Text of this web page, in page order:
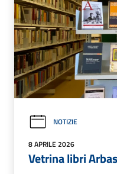
NOTIZIE
8 APRILE 2026
Vetrina libri